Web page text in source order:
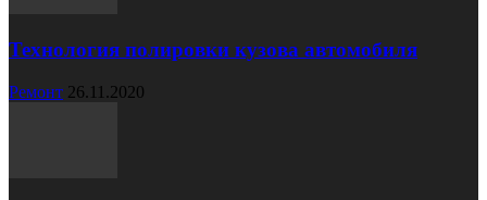
Технология полировки кузова автомобиля
Ремонт 26.11.2020